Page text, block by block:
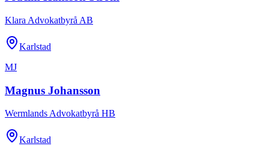
Klara Advokatbyrå AB
Karlstad
MJ
Magnus Johansson
Wermlands Advokatbyrå HB
Karlstad